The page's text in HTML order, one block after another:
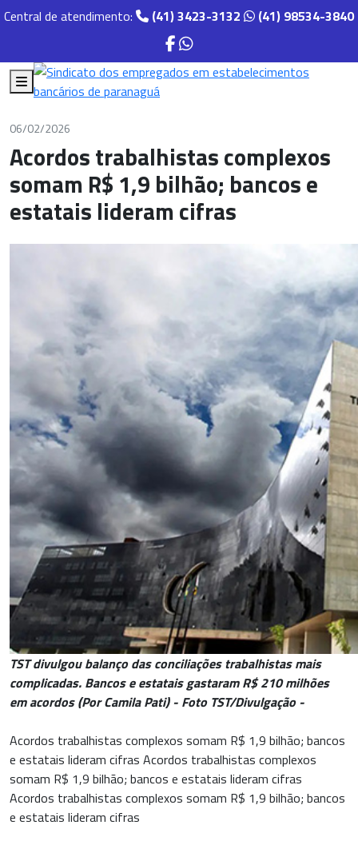
Central de atendimento: (41) 3423-3132 (41) 98534-3840
06/02/2026
Acordos trabalhistas complexos
somam R$ 1,9 bilhão; bancos e
estatais lideram cifras
TST divulgou balanço das conciliações trabalhistas mais
complicadas. Bancos e estatais gastaram R$ 210 milhões
em acordos (Por Camila Pati) - Foto TST/Divulgação -
Acordos trabalhistas complexos somam R$ 1,9 bilhão; bancos
e estatais lideram cifras Acordos trabalhistas complexos
somam R$ 1,9 bilhão; bancos e estatais lideram cifras
Acordos trabalhistas complexos somam R$ 1,9 bilhão; bancos
e estatais lideram cifras